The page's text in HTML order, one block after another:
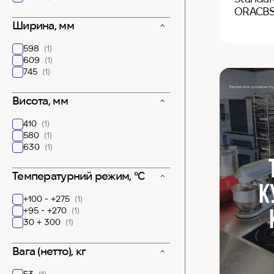
Ширина, мм
598
(1)
609 (1)
745 (1)
Висота, мм
410 (1)
580 (1)
630 (1)
Температурний режим, °С
+100 - +275 (1)
+95 - +270 (1)
30 + 300 (1)
Вага (нетто), кг